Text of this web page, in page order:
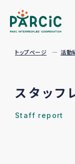
トップページ 活動
スタッフ
Staff report